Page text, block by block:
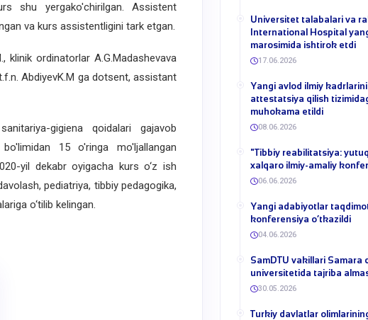
shu yergako'chirilgan. Assistent
va kurs assistentligini tark etgan.
ordinatorlar A.G.Madashevava
AbdiyevK.M ga dotsent, assistant
gigiena qoidalari gajavob
15 o'ringa mo'ljallangan
yil dekabr oyigacha kurs o‘z ish
pediatriya, tibbiy pedagogika,
o‘tilib kelingan.
Universitet talabalari va
International Hospital
marosimida ishtirok etdi
17.06.2026
Yangi avlod ilmiy
attestatsiya qilish
muhokama etildi
08.06.2026
​"Tibbiy reabilitatsiya:
xalqaro ilmiy-amaliy
06.06.2026
​Yangi adabiyotlar
konferensiya o‘tkazildi
04.06.2026
SamDTU vakillari Samara
universitetida tajriba
30.05.2026
​Turkiy davlatlar